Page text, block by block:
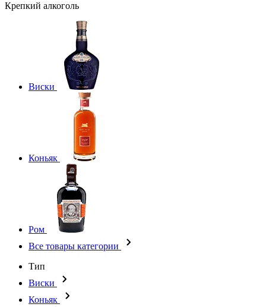
Крепкий алкоголь
Виски
Коньяк
Ром
Все товары категории
Тип
Виски
Коньяк